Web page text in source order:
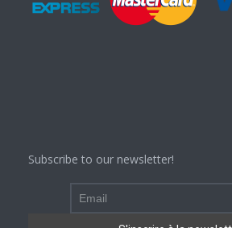
Subscribe to our newsletter!